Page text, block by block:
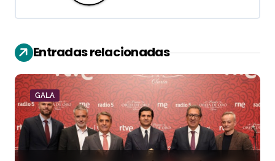
i
ó
n
d
e
e
Entradas relacionadas
GALA